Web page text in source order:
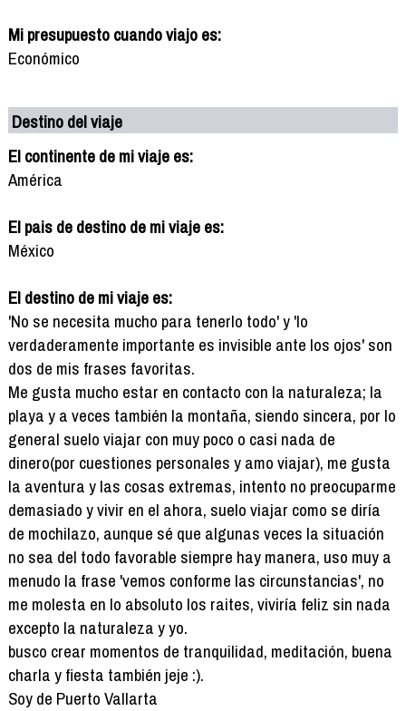
Mi presupuesto cuando viajo es:
Económico
Destino del viaje
El continente de mi viaje es:
América
El pais de destino de mi viaje es:
México
El destino de mi viaje es:
'No se necesita mucho para tenerlo todo' y 'lo
verdaderamente importante es invisible ante los ojos' son
dos de mis frases favoritas.
Me gusta mucho estar en contacto con la naturaleza; la
playa y a veces también la montaña, siendo sincera, por lo
general suelo viajar con muy poco o casi nada de
dinero(por cuestiones personales y amo viajar), me gusta
la aventura y las cosas extremas, intento no preocuparme
demasiado y vivir en el ahora, suelo viajar como se diría
de mochilazo, aunque sé que algunas veces la situación
no sea del todo favorable siempre hay manera, uso muy a
menudo la frase 'vemos conforme las circunstancias', no
me molesta en lo absoluto los raites, viviría feliz sin nada
excepto la naturaleza y yo.
busco crear momentos de tranquilidad, meditación, buena
charla y fiesta también jeje :).
Soy de Puerto Vallarta